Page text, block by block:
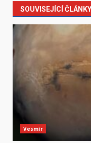
SOUVISEJÍCÍ ČLÁNKY
Vesmír